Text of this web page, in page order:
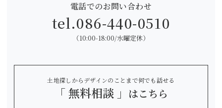
電話でのお問い合わせ
tel.086-440-0510
（10:00-18:00/水曜定休）
土地探しからデザインのことまで何でも話せる
「 無料相談 」 はこちら